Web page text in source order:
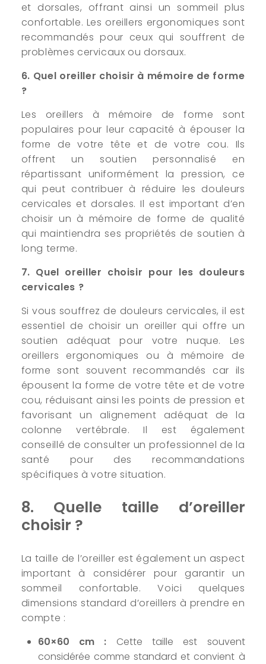
et dorsales, offrant ainsi un sommeil plus
confortable. Les oreillers ergonomiques sont
recommandés pour ceux qui souffrent de
problèmes cervicaux ou dorsaux.
6. Quel oreiller choisir à mémoire de forme
?
Les oreillers à mémoire de forme sont
populaires pour leur capacité à épouser la
forme de votre tête et de votre cou. Ils
offrent un soutien personnalisé en
répartissant uniformément la pression, ce
qui peut contribuer à réduire les douleurs
cervicales et dorsales. Il est important d’en
choisir un à mémoire de forme de qualité
qui maintiendra ses propriétés de soutien à
long terme.
7. Quel oreiller choisir pour les douleurs
cervicales ?
Si vous souffrez de douleurs cervicales, il est
essentiel de choisir un oreiller qui offre un
soutien adéquat pour votre nuque. Les
oreillers ergonomiques ou à mémoire de
forme sont souvent recommandés car ils
épousent la forme de votre tête et de votre
cou, réduisant ainsi les points de pression et
favorisant un alignement adéquat de la
colonne vertébrale. Il est également
conseillé de consulter un professionnel de la
santé pour des recommandations
spécifiques à votre situation.
8. Quelle taille d’oreiller
choisir ?
La taille de l’oreiller est également un aspect
important à considérer pour garantir un
sommeil confortable. Voici quelques
dimensions standard d’oreillers à prendre en
compte :
60×60 cm : Cette taille est souvent
considérée comme standard et convient à